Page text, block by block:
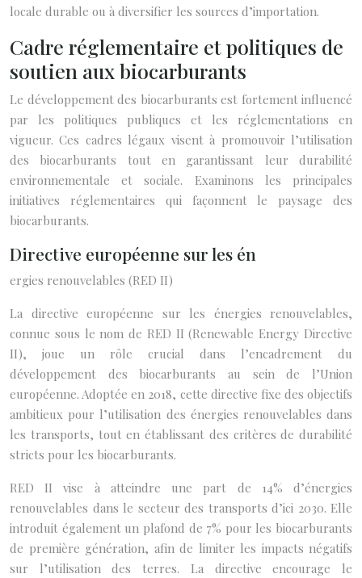
locale durable ou à diversifier les sources d’importation.
Cadre réglementaire et politiques de
soutien aux biocarburants
Le développement des biocarburants est fortement influencé
par les politiques publiques et les réglementations en
vigueur. Ces cadres légaux visent à promouvoir l’utilisation
des biocarburants tout en garantissant leur durabilité
environnementale et sociale. Examinons les principales
initiatives réglementaires qui façonnent le paysage des
biocarburants.
Directive européenne sur les én
ergies renouvelables (RED II)
La directive européenne sur les énergies renouvelables,
connue sous le nom de RED II (Renewable Energy Directive
II), joue un rôle crucial dans l’encadrement du
développement des biocarburants au sein de l’Union
européenne. Adoptée en 2018, cette directive fixe des objectifs
ambitieux pour l’utilisation des énergies renouvelables dans
les transports, tout en établissant des critères de durabilité
stricts pour les biocarburants.
RED II vise à atteindre une part de 14% d’énergies
renouvelables dans le secteur des transports d’ici 2030. Elle
introduit également un plafond de 7% pour les biocarburants
de première génération, afin de limiter les impacts négatifs
sur l’utilisation des terres. La directive encourage le